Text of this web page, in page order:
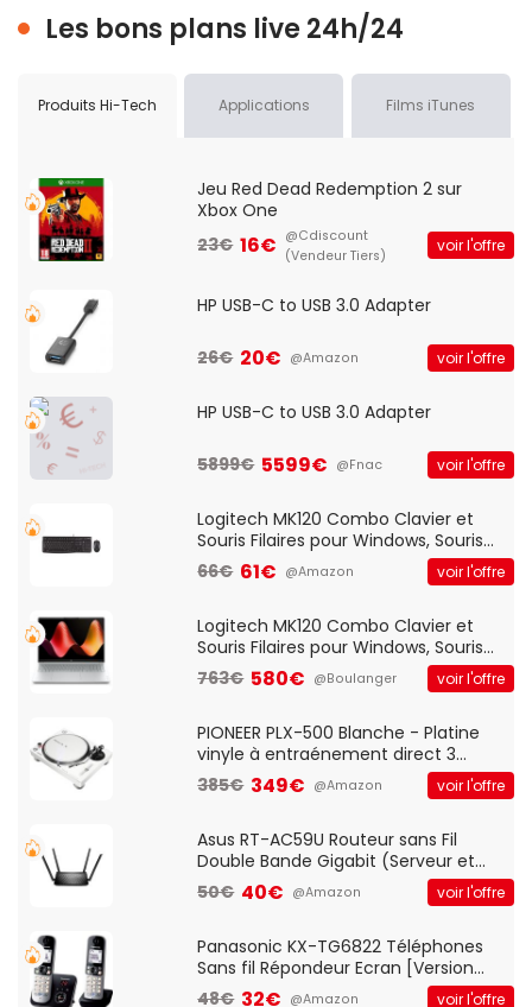
Les bons plans live 24h/24
Produits Hi-Tech Applications Films iTunes
Jeu Red Dead Redemption 2 sur
Xbox One
23€ 16€ @Cdiscount
(Vendeur Tiers)
voir l'offre
HP USB-C to USB 3.0 Adapter
26€ 20€ @Amazon voir l'offre
HP USB-C to USB 3.0 Adapter
5899€ 5599€ @Fnac voir l'offre
Logitech MK120 Combo Clavier et
Souris Filaires pour Windows, Souris
Optique Filaire, Connexion USB Plug
And Play, Confortable, Taille
QWERTY UK - Noir
66€ 61€ @Amazon voir l'offre
Logitech MK120 Combo Clavier et
Souris Filaires pour Windows, Souris
Optique Filaire, Connexion USB Plug
And Play, Confortable, Taille
QWERTY UK - Noir
763€ 580€ @Boulanger voir l'offre
PIONEER PLX-500 Blanche - Platine
vinyle à entraénement direct 3
vitesses (33-45-78 trs/min) avec
pre-ampli intégré et port USB
385€ 349€ @Amazon voir l'offre
Asus RT-AC59U Routeur sans Fil
Double Bande Gigabit (Serveur et
Client VPN, Triple Vlan, Mode Point
d'accès et Bridge, contrôle Parental,
50€ 40€ @Amazon voir l'offre
Panasonic KX-TG6822 Téléphones
Sans fil Répondeur Ecran [Version
Française]
48€ 32€ @Amazon voir l'offre